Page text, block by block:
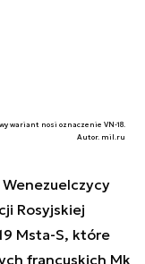
wariant nosi oznaczenie VN-18.
Autor. mil.ru
Rosyjskiej
Msta-S, które
francuskich Mk